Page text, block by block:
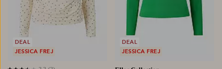
DEAL
JESSICA FREJ
DEAL
JESSICA FREJ